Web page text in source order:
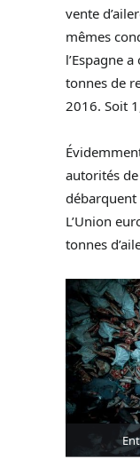
vente
mêmes
l’Espagne
tonnes de
2016. Soit
autorités
débarquent
L’Union
tonnes